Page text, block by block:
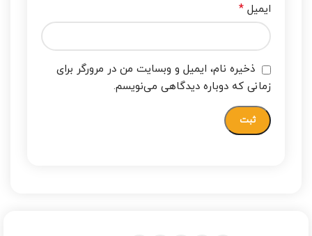
ایمیل *
ذخیره نام، ایمیل و وبسایت من در مرورگر برای
زمانی که دوباره دیدگاهی می‌نویسم.